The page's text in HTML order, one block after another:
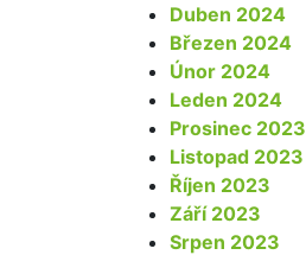
Duben 2024
Březen 2024
Únor 2024
Leden 2024
Prosinec 2023
Listopad 2023
Říjen 2023
Září 2023
Srpen 2023